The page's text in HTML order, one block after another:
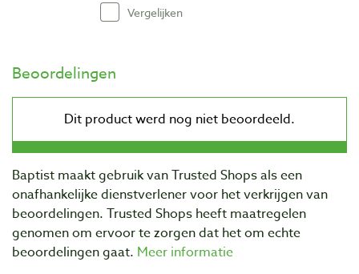
Vergelijken
Beoordelingen
Baptist maakt gebruik van Trusted Shops als een
onafhankelijke dienstverlener voor het verkrijgen van
beoordelingen. Trusted Shops heeft maatregelen
genomen om ervoor te zorgen dat het om echte
beoordelingen gaat. Meer informatie